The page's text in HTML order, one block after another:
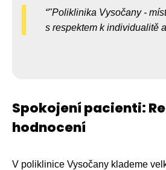
"Poliklinika Vysočany -
s respektem k individualitě
Spokojení pacienti:
hodnocení
V poliklinice Vysočany klademe